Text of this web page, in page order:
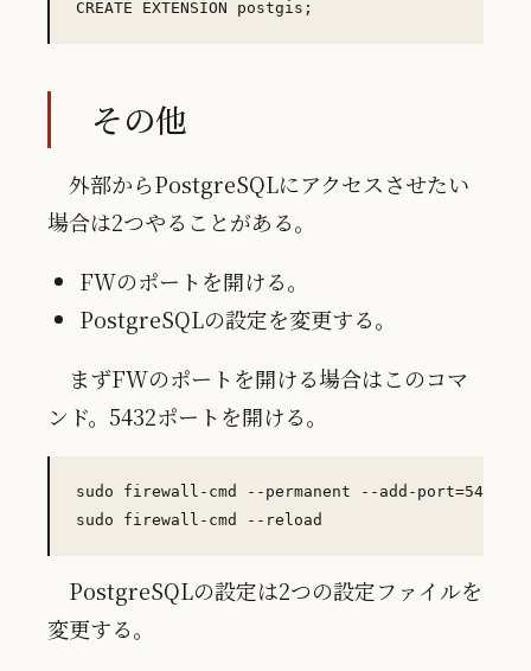
その他
外部からPostgreSQLにアクセスさせたい
場合は2つやることがある。
FWのポートを開ける。
PostgreSQLの設定を変更する。
まずFWのポートを開ける場合はこのコマ
ンド。5432ポートを開ける。
sudo firewall-cmd --permanent --add-port=5432/
PostgreSQLの設定は2つの設定ファイルを
変更する。